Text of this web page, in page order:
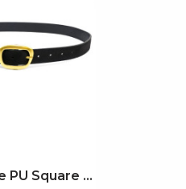
Cinturón de PU Square Buckle